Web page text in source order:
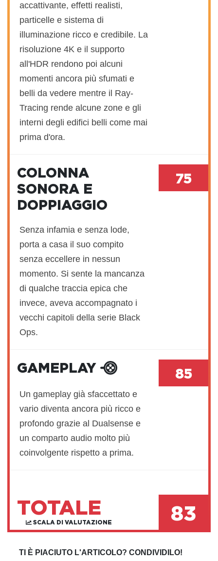
accattivante, effetti realisti,
particelle e sistema di
illuminazione ricco e credibile. La
risoluzione 4K e il supporto
all'HDR rendono poi alcuni
momenti ancora più sfumati e
belli da vedere mentre il Ray-
Tracing rende alcune zone e gli
interni degli edifici belli come mai
prima d'ora.
COLONNA
SONORA E
DOPPIAGGIO
Senza infamia e senza lode,
porta a casa il suo compito
senza eccellere in nessun
momento. Si sente la mancanza
di qualche traccia epica che
invece, aveva accompagnato i
vecchi capitoli della serie Black
Ops.
75
GAMEPLAY
Un gameplay già sfaccettato e
vario diventa ancora più ricco e
profondo grazie al Dualsense e
un comparto audio molto più
coinvolgente rispetto a prima.
85
TOTALE
SCALA DI VALUTAZIONE 83
TI È PIACIUTO L'ARTICOLO? CONDIVIDILO!